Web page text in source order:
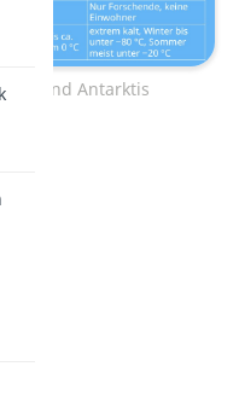
und Antarktis